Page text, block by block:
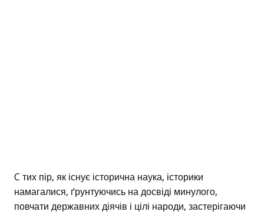
C тих пір, як існує історична наука, історики
намагалися, ґрунтуючись на досвіді минулого,
повчати державних діячів і цілі народи, застерігаючи